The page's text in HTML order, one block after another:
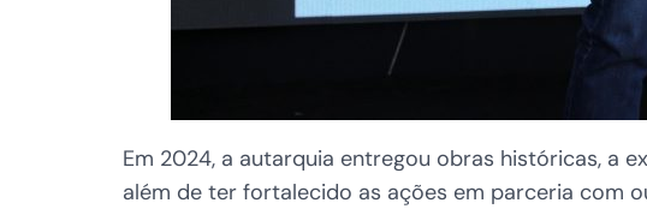
Em 2024, a autarquia entregou obras históricas, a
além de ter fortalecido as ações em parceria com